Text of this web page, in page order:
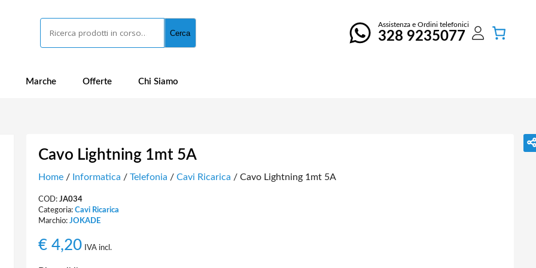
Cerca
Assistenza e Ordini telefonici
328 9235077
Marche Offerte Chi Siamo
Cavo Lightning 1mt 5A
Home/ Informatica / Telefonia / Cavi Ricarica / Cavo Lightning 1mt 5A
COD: JA034
Categoria: Cavi Ricarica
Marchio: JOKADE
€4,20 IVA incl.